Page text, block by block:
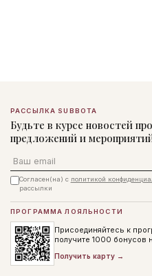
РАССЫЛКА SUBBOTA
Будьте в курсе новостей
предложений и
Email
Согласен(на) с политикой
рассылки
ПРОГРАММА ЛОЯЛЬНОСТИ
Присоединяйтесь к
получите 1000 бонусов
Получить карту →